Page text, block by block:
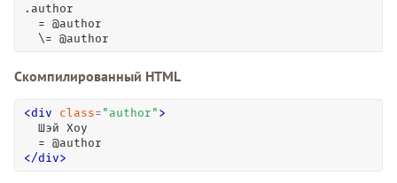
.author
  = @author
  \= @author
Скомпилированный HTML
<div class= " author " >
  Шэй Хоу
</div>